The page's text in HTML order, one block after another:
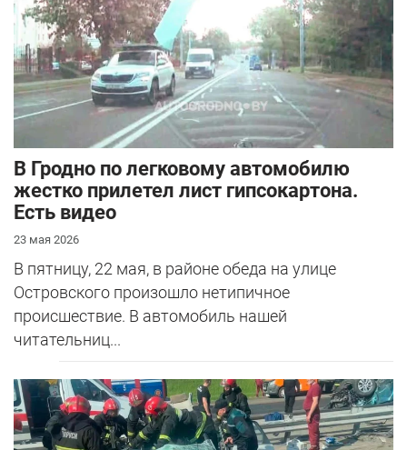
В Гродно по легковому автомобилю
жестко прилетел лист гипсокартона.
Есть видео
23 мая 2026
В пятницу, 22 мая, в районе обеда на улице
Островского произошло нетипичное
происшествие. В автомобиль нашей
читательниц...